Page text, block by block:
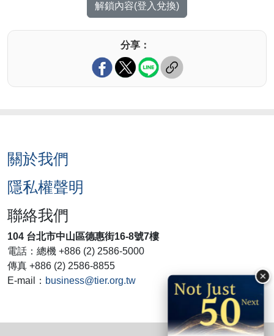
×
解鎖內容(登入兌換)
分享：
關於我們
隱私權聲明
聯絡我們
104 台北市中山區德惠街16-8號7樓
電話：總機 +886 (2) 2586-5000
傳真 +886 (2) 2586-8855
E-mail： business@tier.org.tw